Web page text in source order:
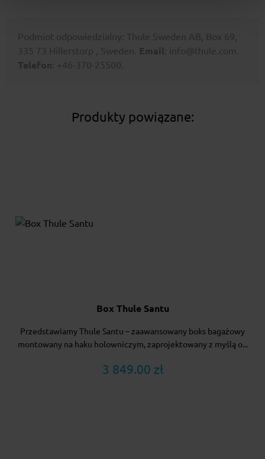
Podmiot odpowiedzialny: Thule Sweden AB, Box 69,
335 73 Hillerstorp , Sweden.
Email
: info@thule.com.
Telefon : +46-370-25500.
Produkty powiązane:
Box Thule Santu
Przedstawiamy Thule Santu – zaawansowany boks bagażowy
montowany na haku holowniczym, zaprojektowany z myślą o...
3 849.00 zł